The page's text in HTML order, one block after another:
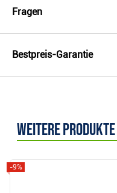
Fragen
Bestpreis-Garantie
Weitere
-9%